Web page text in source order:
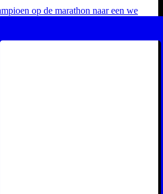
op de marathon naar een we